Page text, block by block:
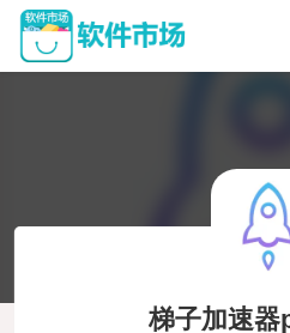
梯子加速器